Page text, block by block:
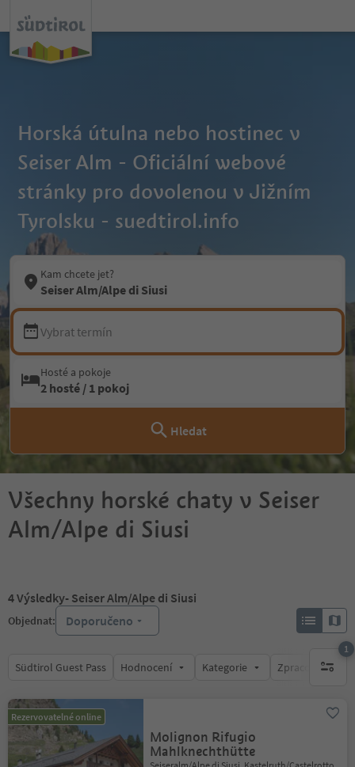
Horská útulna nebo hostinec v
Seiser Alm - Oficiální webové
stránky pro dovolenou v Jižním
Tyrolsku - suedtirol.info
Kam chcete jet?
Seiser Alm/Alpe di Siusi
Vybrat termín
Hosté a pokoje
2 hosté / 1 pokoj
Hledat
Všechny horské chaty v Seiser
Alm/Alpe di Siusi
4Výsledky- Seiser Alm/Alpe di Siusi
Objednat: Doporučeno
Südtirol Guest Pass Hodnocení Kategorie Zpracovává
1
1
Rezervovatelné online
Molignon Rifugio
Mahlknechthütte